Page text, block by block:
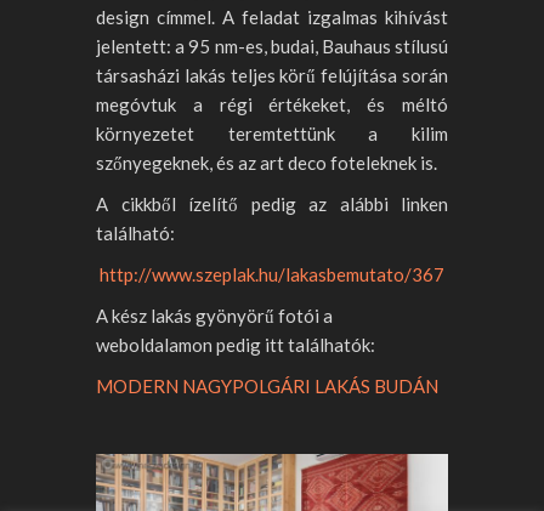
design címmel. A feladat izgalmas kihívást
jelentett: a 95 nm-es, budai, Bauhaus stílusú
társasházi lakás teljes körű felújítása során
megóvtuk a régi értékeket,és méltó
környezetet teremtettünk a kilim
szőnyegeknek, és az art deco foteleknek is.
A cikkből ízelítő pedig az alábbi linken
található:
http://www.szeplak.hu/lakasbemutato/367
A kész lakás gyönyörű fotói a
weboldalamon pedig itt találhatók:
MODERN NAGYPOLGÁRI LAKÁS BUDÁN